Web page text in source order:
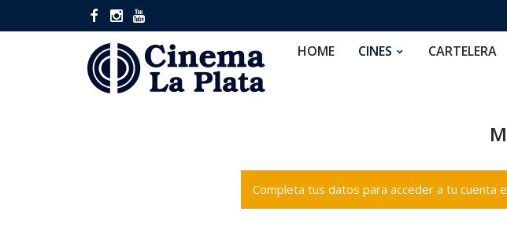
HOME CINES CARTELERA
Completa tus datos para acceder a tu cuenta